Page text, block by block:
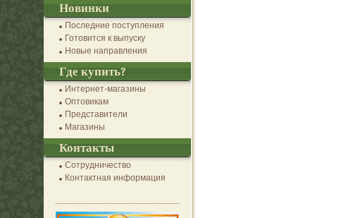
Новинки
Последние поступления
Готовится к выпуску
Новые направления
Где купить?
Интернет-магазины
Оптовикам
Представители
Магазины
Контакты
Сотрудничество
Контактная информация